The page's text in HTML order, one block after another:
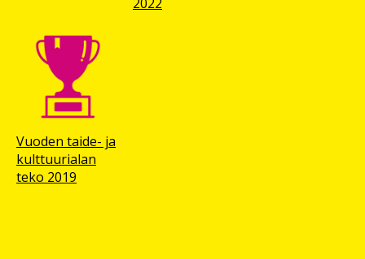
Vuoden taide- ja
kulttuuri­alan
teko 2019